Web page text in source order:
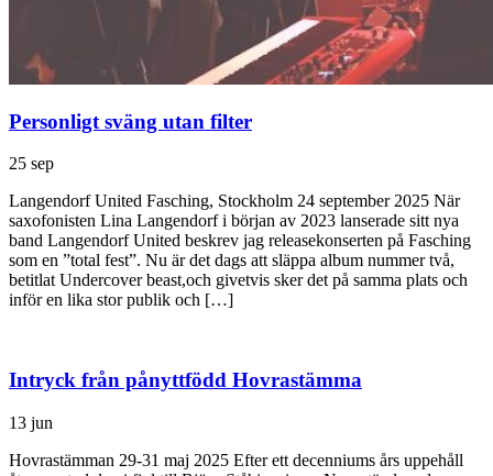
Personligt sväng utan filter
25 sep
Langendorf United Fasching, Stockholm 24 september 2025 När
saxofonisten Lina Langendorf i början av 2023 lanserade sitt nya
band Langendorf United beskrev jag releasekonserten på Fasching
som en ”total fest”. Nu är det dags att släppa album nummer två,
betitlat Undercover beast,och givetvis sker det på samma plats och
inför en lika stor publik och […]
Intryck från pånyttfödd Hovrastämma
13 jun
Hovrastämman 29-31 maj 2025 Efter ett decenniums års uppehåll